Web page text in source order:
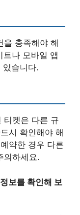
을 충족해야 해
트나 모바일 앱
있습니다.
티켓은 다른 규
시 확인해야 해
약한 경우 다른
의하세요.
보를 확인해 보